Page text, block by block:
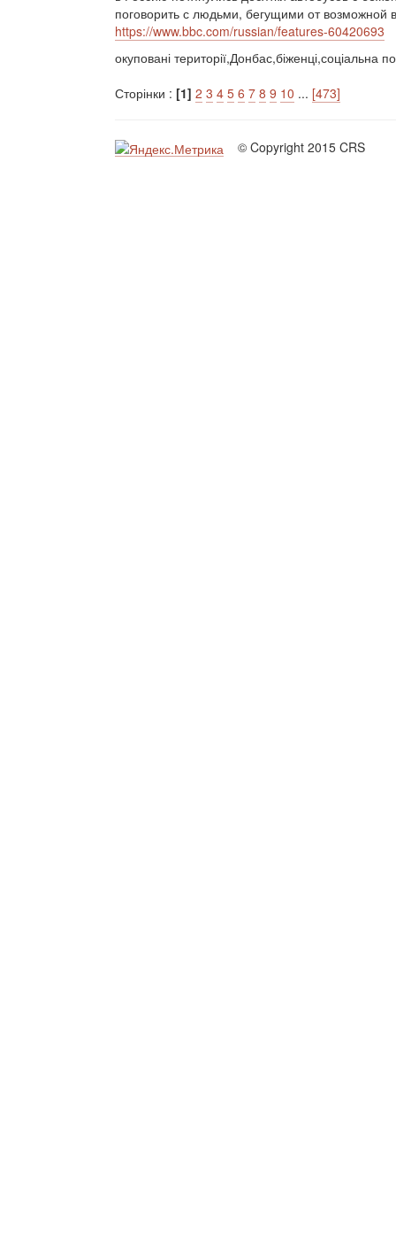
поговорить с людьми, бегущими от возможной
https://www.bbc.com/russian/features-60420693
окуповані території,Донбас,біженці,соціальна
Сторінки : [1] 2 3 4 5 6 7 8 9 10 ... [473]
© Copyright 2015 CRS